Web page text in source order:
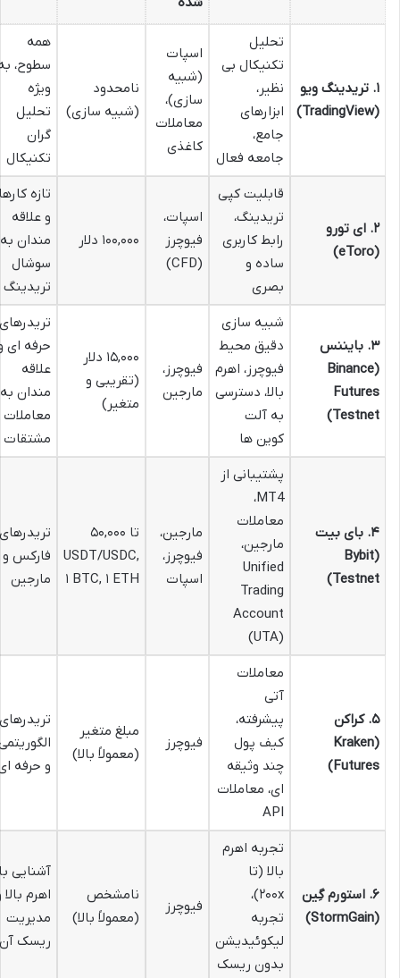
۱. تریدینگ ویو
(TradingView)
تحلیل
تکنیکال بی
نظیر،
ابزارهای
جامع،
جامعه فعال
اسپات
(شبیه
سازی)،
معاملات
کاغذی
نامحدود
(شبیه سازی)
همه
سطوح،
ویژه
تحلیل
گران
تکنیکال
۲. ای تورو
(eToro)
قابلیت کپی
تریدینگ،
رابط کاربری
ساده و
بصری
اسپات،
فیوچرز
(CFD)
۱۰۰,۰۰۰ دلار
تازه
و علاقه
مندان به
سوشال
تریدینگ
۳. بایننس
(Binance
Futures
Testnet)
شبیه سازی
دقیق محیط
فیوچرز، اهرم
بالا، دسترسی
به آلت
کوین ها
فیوچرز،
مارجین
۱۵,۰۰۰ دلار
(تقریبی و
متغیر)
تریدرهای
حرفه ای
علاقه
مندان به
معاملات
مشتقات
۴. بای بیت
(Bybit
Testnet)
پشتیبانی از
MT4،
معاملات
مارجین،
Unified
Trading
Account
(UTA)
مارجین،
فیوچرز،
اسپات
تا ۵۰,۰۰۰
USDT/USDC,
۱ BTC, ۱ ETH
تریدرهای
فارکس و
مارجین
۵. کراکن
(Kraken
Futures)
معاملات
آتی
پیشرفته،
کیف پول
چند وثیقه
ای، معاملات
API
فیوچرز
مبلغ متغیر
(معمولاً بالا)
تریدرهای
و حرفه
۶. استورم گِین
(StormGain)
تجربه اهرم
بالا (تا
۲۰۰x)،
تجربه
لیکوئیدیشن
بدون ریسک
فیوچرز
نامشخص
(معمولاً بالا)
آشنایی
اهرم بالا
مدیریت
ریسک آن